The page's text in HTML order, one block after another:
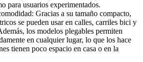
para usuarios experimentados.
Gracias a su tamaño compacto,
se pueden usar en calles, carriles bici y
los modelos plegables permiten
en cualquier lugar, lo que los hace
tienen poco espacio en casa o en la